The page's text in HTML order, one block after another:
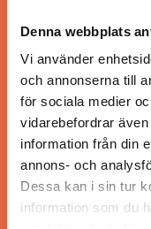
Denna webbplats
Vi använder
och annonserna till
för sociala medier
vidarebefordrar
information från din
annons- och
Dessa kan i sin tur
information som du